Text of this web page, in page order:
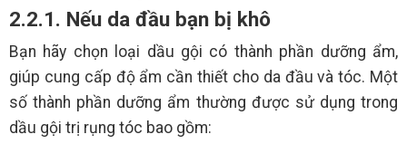
2.2.1. Nếu da đầu bạn bị khô
Bạn hãy chọn loại dầu gội có thành phần dưỡng ẩm,
giúp cung cấp độ ẩm cần thiết cho da đầu và tóc. Một
số thành phần dưỡng ẩm thường được sử dụng trong
dầu gội trị rụng tóc bao gồm: